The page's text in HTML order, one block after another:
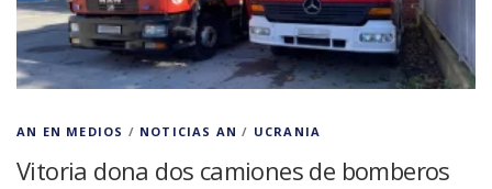
AN EN MEDIOS / NOTICIAS AN / UCRANIA
Vitoria dona dos camiones de bomberos